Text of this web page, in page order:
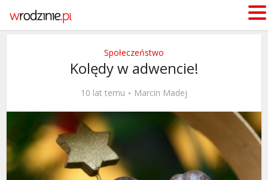
Społeczeństwo
Kolędy w adwencie!
10 lat temu Marcin Madej